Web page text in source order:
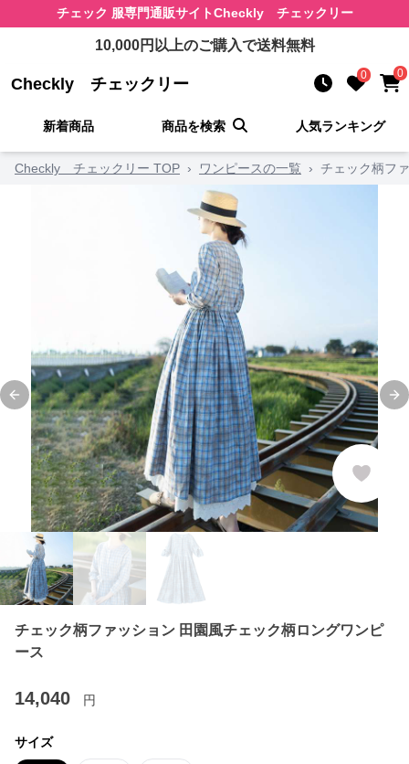
チェック 服専門通販サイトCheckly チェックリー
10,000円以上のご購入で送料無料
Checkly チェックリー 0 0
新着商品 商品を検索 人気ランキング
Checkly チェックリー TOP › ワンピースの一覧 › チェック柄フ
Previous slide
チェック柄ファッション 田園風チェック柄ロングワンピ
ース
14,040 円
サイズ